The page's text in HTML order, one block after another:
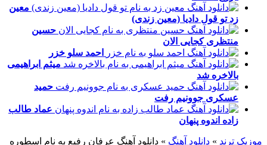
معین
زدتو قول دادیا (معین زندی)
حسین
منتظریکجایی الان
احمد سلو خزر
میثم ابراهیمی
بالاخره شد
حمید
عسکری جوونیم رفت
عماد طالب
زاده اندوه پنهان
موزیک ترند » دانلود آهنگ » دانلود آهنگ عرفان رفیع به نام اسطوره